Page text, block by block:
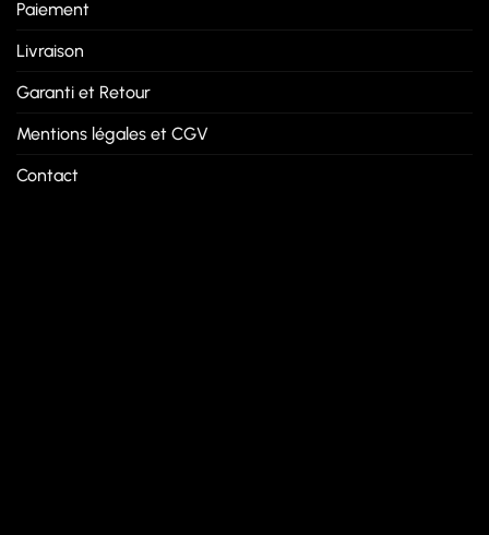
Paiement
Livraison
Garanti et Retour
Mentions légales et CGV
Contact